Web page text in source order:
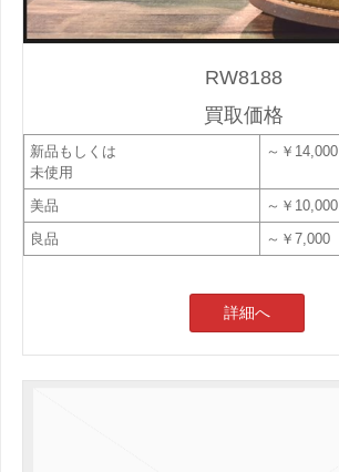
RW8188
買取価格
新品もしくは
未使用
～￥14,000
美品
～￥10,000
良品
～￥7,000
詳細へ